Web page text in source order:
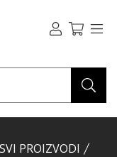
SVI PROIZVODI